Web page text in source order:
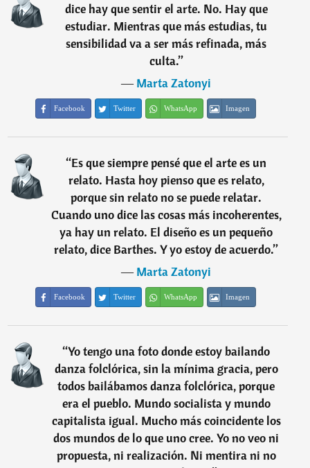
dice hay que sentir el arte. No. Hay que
estudiar. Mientras que más estudias, tu
sensibilidad va a ser más refinada, más
culta.”
―Marta Zatonyi
Facebook Twitter WhatsApp Imagen
“Es que siempre pensé que el arte es un
relato. Hasta hoy pienso que es relato,
porque sin relato no se puede relatar.
Cuando uno dice las cosas más incoherentes,
ya hay un relato. El diseño es un pequeño
relato, dice Barthes. Y yo estoy de acuerdo.”
―Marta Zatonyi
Facebook Twitter WhatsApp Imagen
“Yo tengo una foto donde estoy bailando
danza folclórica, sin la mínima gracia, pero
todos bailábamos danza folclórica, porque
era el pueblo. Mundo socialista y mundo
capitalista igual. Mucho más coincidente los
dos mundos de lo que uno cree. Yo no veo ni
propuesta, ni realización. Ni mentira ni no